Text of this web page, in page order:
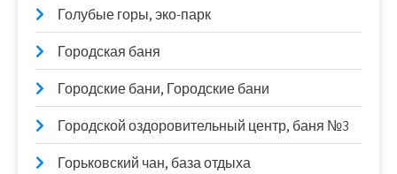
Голубые горы, эко-парк
Городская баня
Городские бани, Городские бани
Городской оздоровительный центр, баня №3
Горьковский чан, база отдыха